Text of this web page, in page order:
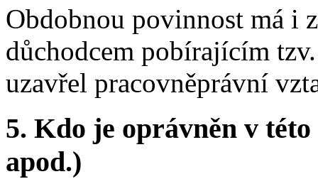
Obdobnou povinnost má i
důchodcem pobírajícím
uzavřel pracovněprávní
5. Kdo je oprávněn v
apod.)